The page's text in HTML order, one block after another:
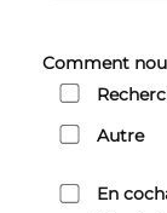
Comment
Autre
En